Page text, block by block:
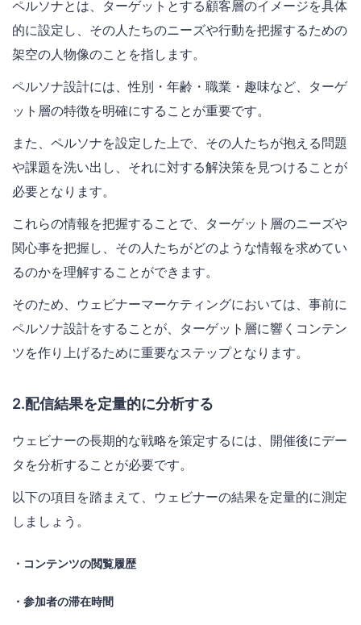
ペルソナとは、ターゲットとする顧客層のイメージを具体
的に設定し、その人たちのニーズや行動を把握するための
架空の人物像のことを指します。
ペルソナ設計には、性別・年齢・職業・趣味など、ターゲ
ット層の特徴を明確にすることが重要です。
また、ペルソナを設定した上で、その人たちが抱える問題
や課題を洗い出し、それに対する解決策を見つけることが
必要となります。
これらの情報を把握することで、ターゲット層のニーズや
関心事を把握し、その人たちがどのような情報を求めてい
るのかを理解することができます。
そのため、ウェビナーマーケティングにおいては、事前に
ペルソナ設計をすることが、ターゲット層に響くコンテン
ツを作り上げるために重要なステップとなります。
2.配信結果を定量的に分析する
ウェビナーの長期的な戦略を策定するには、開催後にデー
タを分析することが必要です。
以下の項目を踏まえて、ウェビナーの結果を定量的に測定
しましょう。
・コンテンツの閲覧履歴
・参加者の滞在時間